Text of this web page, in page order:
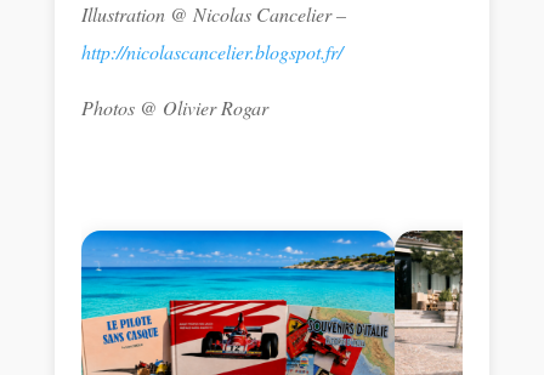
Illustration @ Nicolas Cancelier –
http://nicolascancelier.blogspot.fr/
Photos @ Olivier Rogar